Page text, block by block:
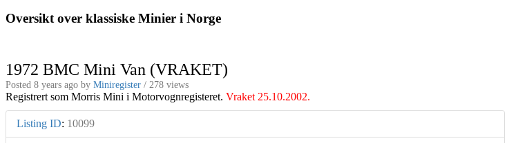
Oversikt over klassiske Minier i Norge
1972 BMC Mini Van (VRAKET)
Posted 8 years ago by Miniregister / 278 views
Registrert som Morris Mini i Motorvognregisteret. Vraket 25.10.2002.
Listing ID: 10099